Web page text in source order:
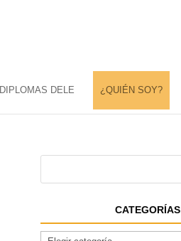
DIPLOMAS DELE ¿QUIÉN SOY?
CATEGORÍAS